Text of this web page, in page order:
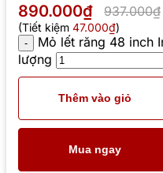
890.000₫ 937.000₫
(Tiết kiệm 47.000₫)
Mỏ lết răng 48 inch
lượng
Thêm vào giỏ
Mua ngay